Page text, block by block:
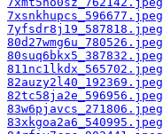
7xsnkhupcs_596677.jpeg
7yfsdr8j19_587818.jpeg
80d27wmg6u_780526.jpeg
80suq6bkx5_387832.jpeg
811nc1lkdx_565702.jpeg
82auzy2l40_192369.jpeg
82tc58ja2e_596956.jpeg
83w6pjavcs_271806.jpeg
83xkgoa2a6_540995.jpeg